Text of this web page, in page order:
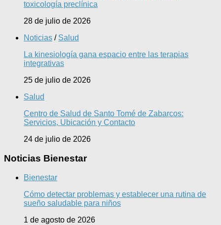
toxicología preclínica
28 de julio de 2026
Noticias / Salud
La kinesiología gana espacio entre las terapias
integrativas
25 de julio de 2026
Salud
Centro de Salud de Santo Tomé de Zabarcos:
Servicios, Ubicación y Contacto
24 de julio de 2026
Noticias Bienestar
Bienestar
Cómo detectar problemas y establecer una rutina de
sueño saludable para niños
1 de agosto de 2026